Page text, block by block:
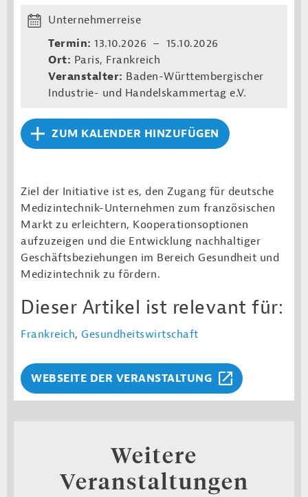
Unternehmerreise
Termin: 13.10.2026 – 15.10.2026
Ort: Paris, Frankreich
Veranstalter: Baden-Württembergischer
Industrie- und Handelskammertag e.V.
ZUM KALENDER HINZUFÜGEN
Ziel der Initiative ist es, den Zugang für deutsche
Medizintechnik-Unternehmen zum französischen
Markt zu erleichtern, Kooperationsoptionen
aufzuzeigen und die Entwicklung nachhaltiger
Geschäftsbeziehungen im Bereich Gesundheit und
Medizintechnik zu fördern.
Dieser Artikel ist relevant für:
Frankreich, Gesundheitswirtschaft
WEBSEITE DER VERANSTALTUNG
Weitere
Veranstaltungen